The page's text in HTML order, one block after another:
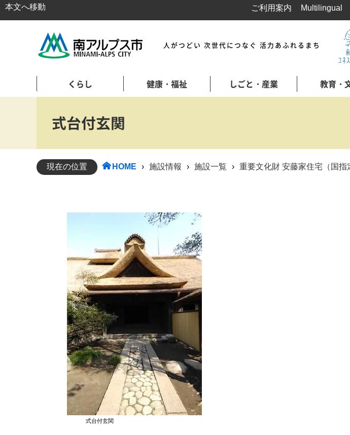
本文へ移動 ご利用案内 Multilingual
人がつどい 次世代につなぐ 活力あふれるまち
くらし 健康・福祉 しごと・産業 教育・
式台付玄関
現在の位置 HOME › 施設情報 › 施設一覧 › 重要文化財 安藤家住宅（国指
式台付玄関